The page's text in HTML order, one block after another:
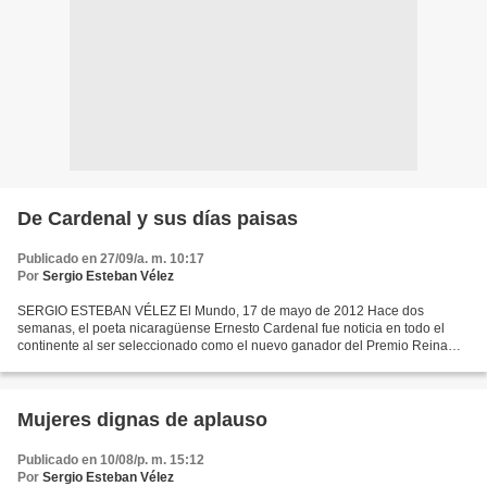
De Cardenal y sus días paisas
Publicado en 27/09/a. m. 10:17
Por Sergio Esteban Vélez
SERGIO ESTEBAN VÉLEZ El Mundo, 17 de mayo de 2012 Hace dos
semanas, el poeta nicaragüense Ernesto Cardenal fue noticia en todo el
continente al ser seleccionado como el nuevo ganador del Premio Reina
Mujeres dignas de aplauso
Publicado en 10/08/p. m. 15:12
Por Sergio Esteban Vélez